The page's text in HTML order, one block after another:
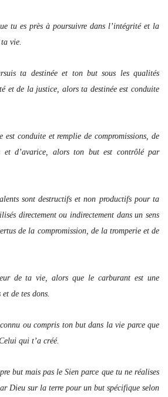
es près à poursuivre dans l’intégrité et la
vie.
ta destinée et ton but sous les qualités
et de la justice, alors ta destinée est conduite
conduite et remplie de compromissions, de
et d’avarice, alors ton but est contrôlé par
sont destructifs et non productifs pour ta
directement ou indirectement dans un sens
de la compromission, de la tromperie et de
de ta vie, alors que le carburant est une
de tes dons.
ou compris ton but dans la vie parce que
qui t’a créé.
but mais pas le Sien parce que tu ne réalises
Dieu sur la terre pour un but spécifique selon